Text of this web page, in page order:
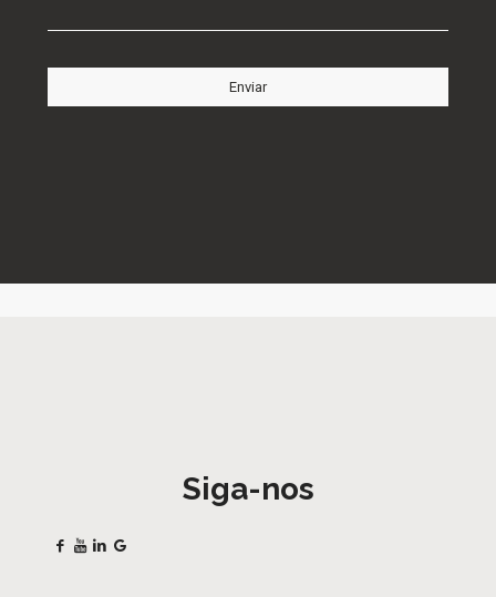
Siga-nos